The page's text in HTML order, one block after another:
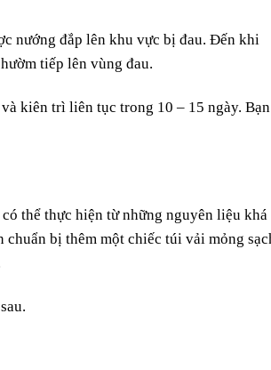
nướng đắp lên khu vực bị đau. Đến khi
tiếp lên vùng đau.
kiên trì liên tục trong 10 – 15 ngày. Bạn
thể thực hiện từ những nguyên liệu khá
chuẩn bị thêm một chiếc túi vải mỏng